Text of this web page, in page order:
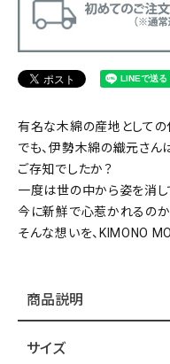
有名な木綿の産地としての
でも、伊勢木綿の織元さん
ご存知でしたか？
一度は世の中から姿を消し
今に新鮮で心惹かれるのか
そんな想いを、KIMONO
商品説明
サイズ